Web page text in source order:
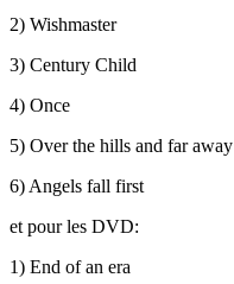
2) Wishmaster
3) Century Child
4) Once
5) Over the hills and far away
6) Angels fall first
et pour les DVD:
1) End of an era